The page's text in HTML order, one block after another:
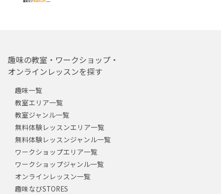
趣味の教室・ワークショップ・
オンラインレッスンを探す
趣味一覧
教室エリア一覧
教室ジャンル一覧
無料体験レッスンエリア一覧
無料体験レッスンジャンル一覧
ワークショップエリア一覧
ワークショップジャンル一覧
オンラインレッスン一覧
趣味なびSTORES